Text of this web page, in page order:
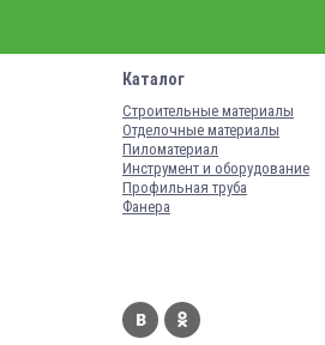
Каталог
Строительные материалы
Отделочные материалы
Пиломатериал
Инструмент и оборудование
Профильная труба
Фанера